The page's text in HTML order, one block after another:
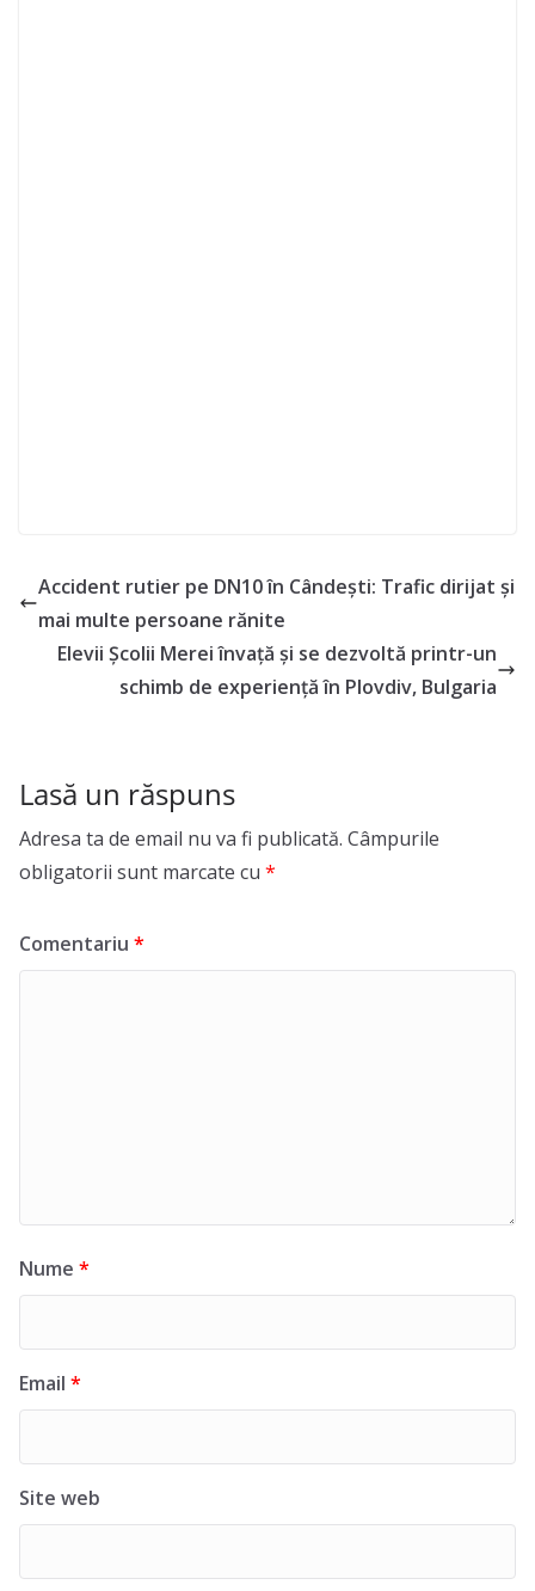
Accident rutier pe DN10 în Cândești: Trafic dirijat și
mai multe persoane rănite
Elevii Școlii Merei învață și se dezvoltă printr-un
schimb de experiență în Plovdiv, Bulgaria
Lasă un răspuns
Adresa ta de email nu va fi publicată. Câmpurile
obligatorii sunt marcate cu *
Comentariu *
Nume *
Email *
Site web